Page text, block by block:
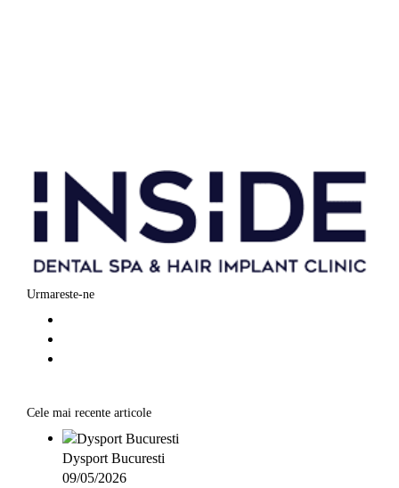
Urmareste-ne
Cele mai recente articole
Dysport Bucuresti
09/05/2026